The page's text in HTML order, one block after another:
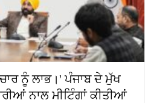
ਨੂੰ ਲਾਭ।' ਪੰਜਾਬ ਦੇ ਮੁੱਖ
ਨਾਲ ਮੀਟਿੰਗਾਂ ਕੀਤੀਆਂ